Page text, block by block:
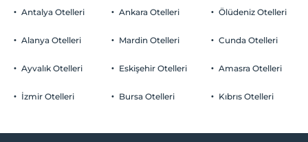
Otopark
Ücretsiz Özel Otopark
2 yaşına kadar olan bebekler ücretsizdir.
Geçerli kart tipleri
Antalya Otelleri
Alanya Otelleri
Ayvalık Otelleri
İzmir Otelleri
Ankara Otelleri
Mardin Otelleri
Eskişehir Otelleri
Bursa Otelleri
Ölüdeniz Otelleri
Cunda Otelleri
Amasra Otelleri
Kıbrıs Otelleri